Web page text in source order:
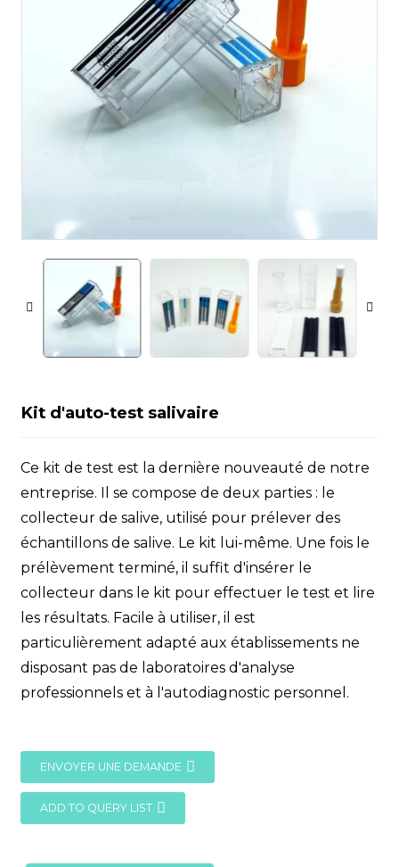
Kit d'auto-test salivaire
Ce kit de test est la dernière nouveauté de notre
entreprise. Il se compose de deux parties : le
collecteur de salive, utilisé pour prélever des
échantillons de salive. Le kit lui-même. Une fois le
prélèvement terminé, il suffit d'insérer le
collecteur dans le kit pour effectuer le test et lire
les résultats. Facile à utiliser, il est
particulièrement adapté aux établissements ne
disposant pas de laboratoires d'analyse
professionnels et à l'autodiagnostic personnel.
ENVOYER UNE DEMANDE
ADD TO QUERY LIST